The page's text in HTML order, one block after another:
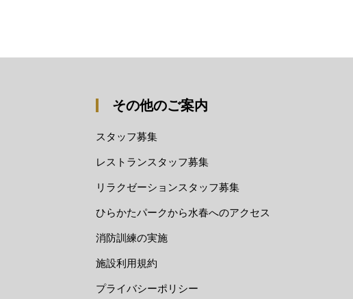
その他のご案内
スタッフ募集
レストランスタッフ募集
リラクゼーションスタッフ募集
ひらかたパークから水春へのアクセス
消防訓練の実施
施設利用規約
プライバシーポリシー